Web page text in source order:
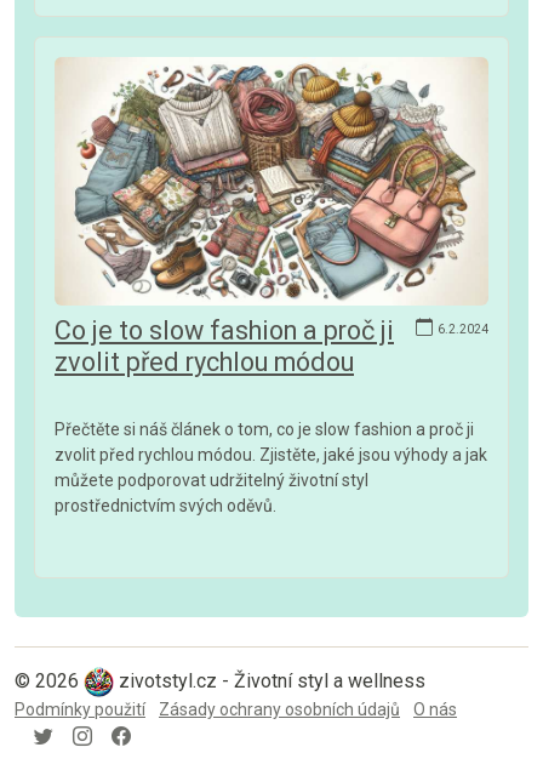
6.2.2024
Co je to slow fashion a proč ji
zvolit před rychlou módou
Přečtěte si náš článek o tom, co je slow fashion a proč ji
zvolit před rychlou módou. Zjistěte, jaké jsou výhody a jak
můžete podporovat udržitelný životní styl
prostřednictvím svých oděvů.
© 2026 zivotstyl.cz - Životní styl a wellness
Podmínky použití Zásady ochrany osobních údajů O nás